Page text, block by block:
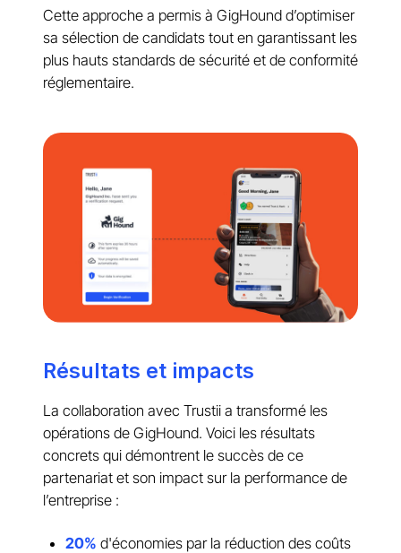
Cette approche a permis à GigHound d’optimiser
sa sélection de candidats tout en garantissant les
plus hauts standards de sécurité et de conformité
réglementaire.
Résultats et impacts
La collaboration avec Trustii a transformé les
opérations de GigHound. Voici les résultats
concrets qui démontrent le succès de ce
partenariat et son impact sur la performance de
l’entreprise :
20% d'économies par la réduction des coûts